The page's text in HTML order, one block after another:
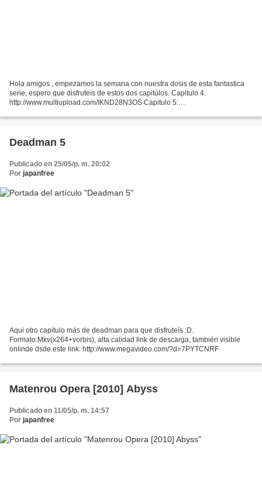
Hola amigos , empezamos la semana con nuestra dosis de esta fantastica
serie, espero que disfruteís de estos dos capitúlos. Capitulo 4:
http://www.multiupload.com/IKND28N3OS Capitulo 5:
Deadman 5
Publicado en 25/05/p. m. 20:02
Por japanfree
Aqui otro capitulo más de deadman para que disfruteís :D.
Formato:Mkv(x264+vorbis), alta calidad link de descarga, también visible
onlinde dsde este link: http://www.megavideo.com/?d=7PYTCNRF
Matenrou Opera [2010] Abyss
Publicado en 11/05/p. m. 14:57
Por japanfree